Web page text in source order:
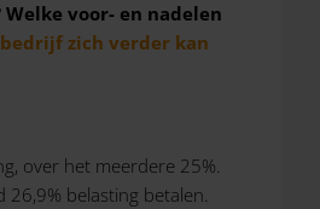
voor- en nadelen
zich verder kan
over het meerdere 25%.
belasting betalen.